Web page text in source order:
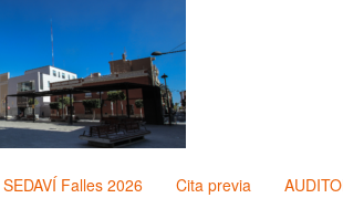
SEDAVÍ Falles 2026 Cita previa